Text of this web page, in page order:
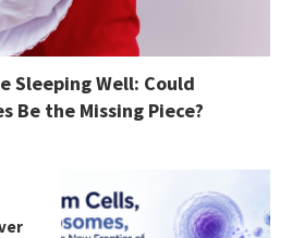
Sleeping Well: Could
Be the Missing Piece?